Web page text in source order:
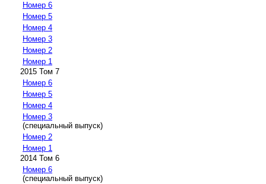
Номер 6
Номер 5
Номер 4
Номер 3
Номер 2
Номер 1
2015 Том 7
Номер 6
Номер 5
Номер 4
Номер 3
(специальный выпуск)
Номер 2
Номер 1
2014 Том 6
Номер 6
(специальный выпуск)